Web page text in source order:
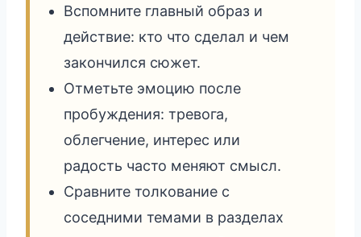
Вспомните главный образ и
действие: кто что сделал и чем
закончился сюжет.
Отметьте эмоцию после
пробуждения: тревога,
облегчение, интерес или
радость часто меняют смысл.
Сравните толкование с
соседними темами в разделах